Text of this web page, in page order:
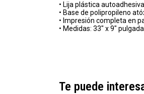
• Lija plástica
• Base de polipropileno
• Impresión completa en
• Medidas: 33" x 9"
Te puede